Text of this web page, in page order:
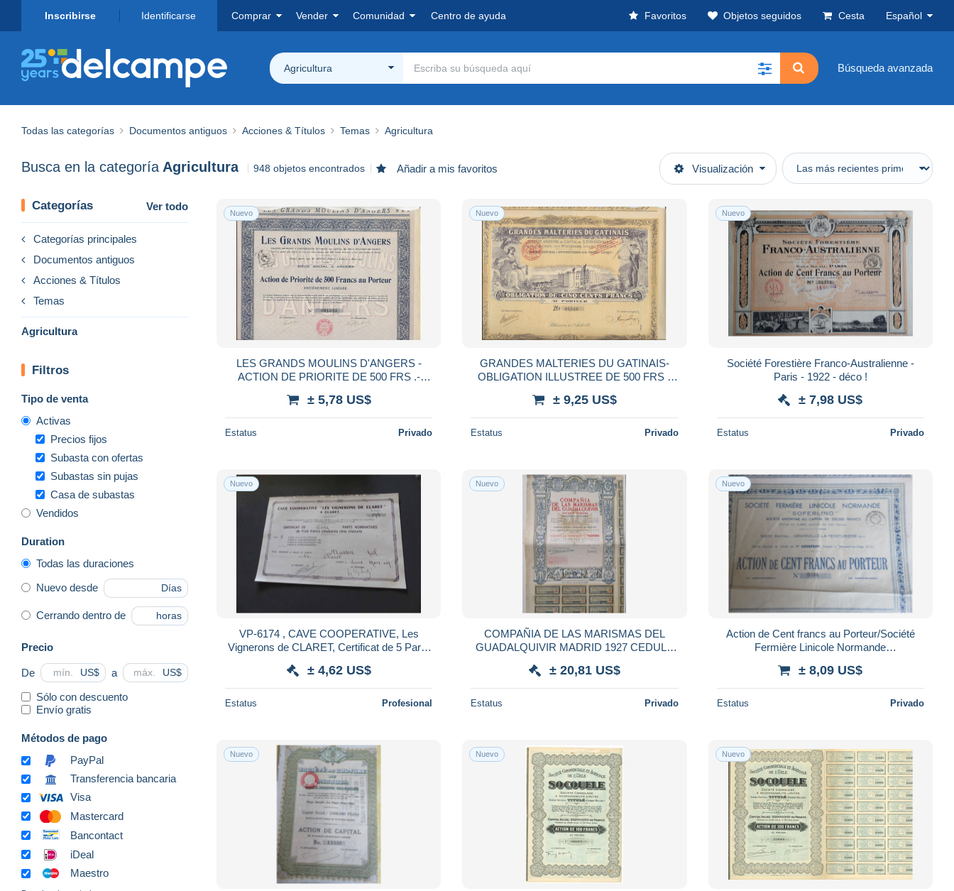
Inscribirse Identificarse Comprar Vender Comunidad Centro de ayuda Favoritos Objetos seguidos Cesta Español
Agricultura Búsqueda avanzada
Todas las categorías Documentos antiguos Acciones & Títulos Temas Agricultura
Busca en la categoría Agricultura 948 objetos encontrados Añadir a mis favoritos Visualización
Categorías Ver todo
Categorías principales
Documentos antiguos
Acciones & Títulos
Temas
Agricultura
Filtros
Tipo de venta
Activas
Precios fijos
Subasta con ofertas
Subastas sin pujas
Casa de subastas
Vendidos
Duration
Todas las duraciones
Nuevo desde Días
Cerrando dentro de horas
Precio
De US$ a US$
Sólo con descuento
Envío gratis
Métodos de pago
PayPal
Transferencia bancaria
Visa
Mastercard
Bancontact
iDeal
Maestro
Nuevo
LES GRANDS MOULINS D'ANGERS -
ACTION DE PRIORITE DE 500 FRS .-
± 5,78 US$
Estatus Privado
Nuevo
GRANDES MALTERIES DU GATINAIS-
OBLIGATION ILLUSTREE DE 500 FRS -
± 9,25 US$
Estatus Privado
Nuevo
Société Forestière Franco-Australienne -
Paris - 1922 - déco !
± 7,98 US$
Estatus Privado
Nuevo
VP-6174 , CAVE COOPERATIVE, Les
Vignerons de CLARET, Certificat de 5 Parts
± 4,62 US$
Estatus Profesional
Nuevo
COMPAÑIA DE LAS MARISMAS DEL
GUADALQUIVIR MADRID 1927 CEDULA
± 20,81 US$
Estatus Privado
Nuevo
Action de Cent francs au Porteur/Société
Fermière Linicole Normande
ACT318
± 8,09 US$
Estatus Privado
Nuevo Nuevo Nuevo